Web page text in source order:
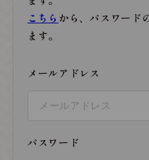
こちら から、パスワード
ます。
メールアドレス
パスワード